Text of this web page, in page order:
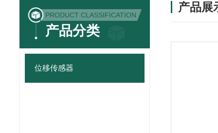
PRODUCT CLASSIFICATION
产品分类
位移传感器
产品展